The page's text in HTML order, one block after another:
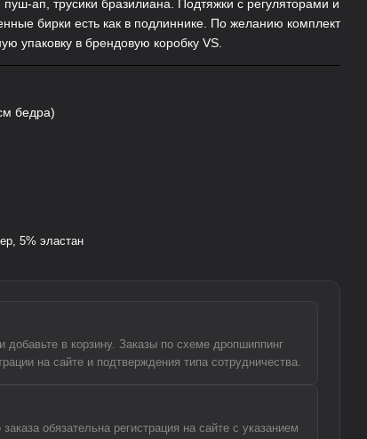
ап, трусики бразилиана. Подтяжки с регуляторами и
бирки есть как в подлиннике. По желанию комплект
упаковку в брендовую коробку VS.
бедра)
5% эластан
добавьте в корзину. Заказы по схеме дропшиппинг
на сайте и подтверждения типа сотрудничества.
обязательна регистрация на сайте с указанием